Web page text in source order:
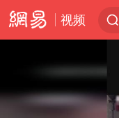
视频